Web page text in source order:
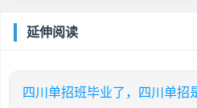
延伸阅读
四川单招班毕业了，四川单招